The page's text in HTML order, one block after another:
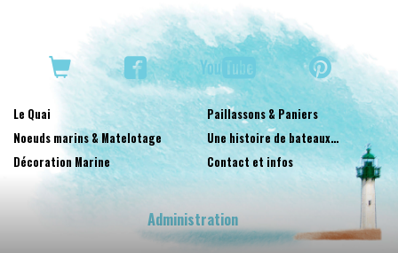
Le Quai
Noeuds marins & Matelotage
Décoration Marine
Paillassons & Paniers
Une histoire de bateaux…
Contact et infos
Administration